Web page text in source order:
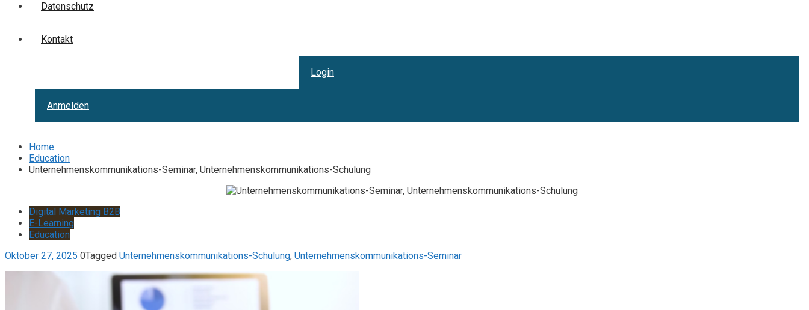
Datenschutz
Kontakt
Login
Anmelden
Home
Education
Unternehmenskommunikations-Seminar, Unternehmenskommunikations-Schulung
Digital Marketing B2B
E-Learning
Education
Oktober 27, 2025 0Tagged Unternehmenskommunikations-Schulung, Unternehmenskommunikations-Seminar